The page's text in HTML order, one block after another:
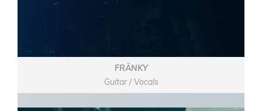
FRÄNKY
Guitar / Vocals